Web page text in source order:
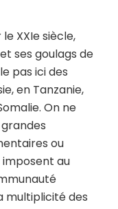
XXIe siècle,
ses goulags de
pas ici des
en Tanzanie,
On ne
ou
au
multiplicité des